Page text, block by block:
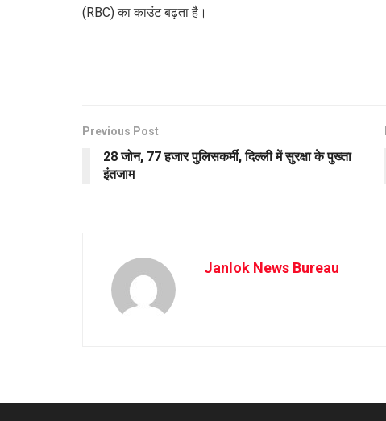
(RBC) का काउंट बढ़ता है।
Previous Post
28 जोन, 77 हजार पुलिसकर्मी, दिल्ली में सुरक्षा के पुख्ता
इंतजाम
Janlok News Bureau